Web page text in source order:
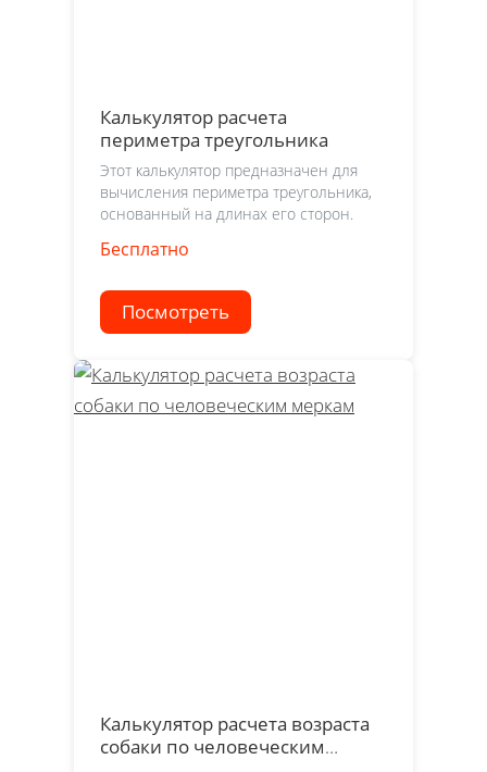
Калькулятор расчета
периметра треугольника
Этот калькулятор предназначен для
вычисления периметра треугольника,
основанный на длинах его сторон.
Бесплатно
Посмотреть
Калькулятор расчета возраста
собаки по человеческим